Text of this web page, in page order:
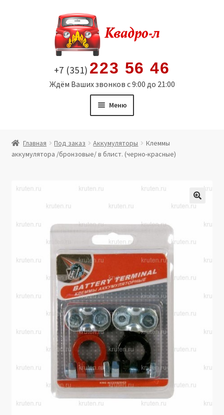
содержимому
+7 (351) 223 56 46
Ждём Ваших звонков с 9:00 до 21:00
Меню
Витрина
Политика в отношении обработки персональных
данных
Производители
Юридические данные
Главная Под заказ Аккумуляторы
Клеммы
аккумулятора /бронзовые/ в блист. (черно-красные)
🔍